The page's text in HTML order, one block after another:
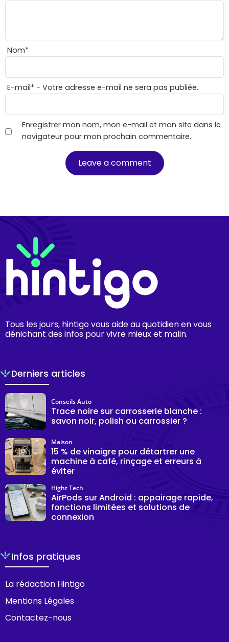
Nom*
E-mail* - Votre adresse e-mail ne sera pas publiée.
Enregistrer mon nom, mon e-mail et mon site dans le
navigateur pour mon prochain commentaire.
Tous les jours, hintigo vous aide au quotidien en vous
dénichant des infos pour vivre mieux et malin.
Derniers articles
Trace noire sur carrosserie blanche :
savon noir, polish ou carrossier ?
Conseils Auto
15 % de vinaigre pour détartrer une
machine à café, rinçage et erreurs à
éviter
Maison
AirPods sur Android : appairage rapide,
fonctions limitées et solutions de
connexion
Hight Tech
Infos pratiques
La rédaction Hintigo
Mentions Légales
Contactez-nous